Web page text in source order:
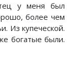
у меня был
более чем
Из купеческой.
богатые были.